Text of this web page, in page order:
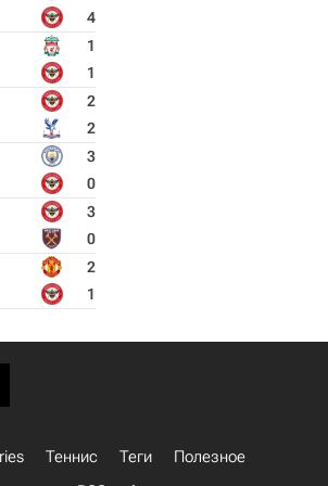
4
1
1
2
2
3
0
3
0
2
1
Теннис Теги
Полезное